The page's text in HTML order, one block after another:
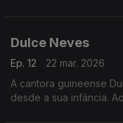
Dulce Neves
Ep. 12
22 mar. 2026
A cantora guineense
desde a sua infância.